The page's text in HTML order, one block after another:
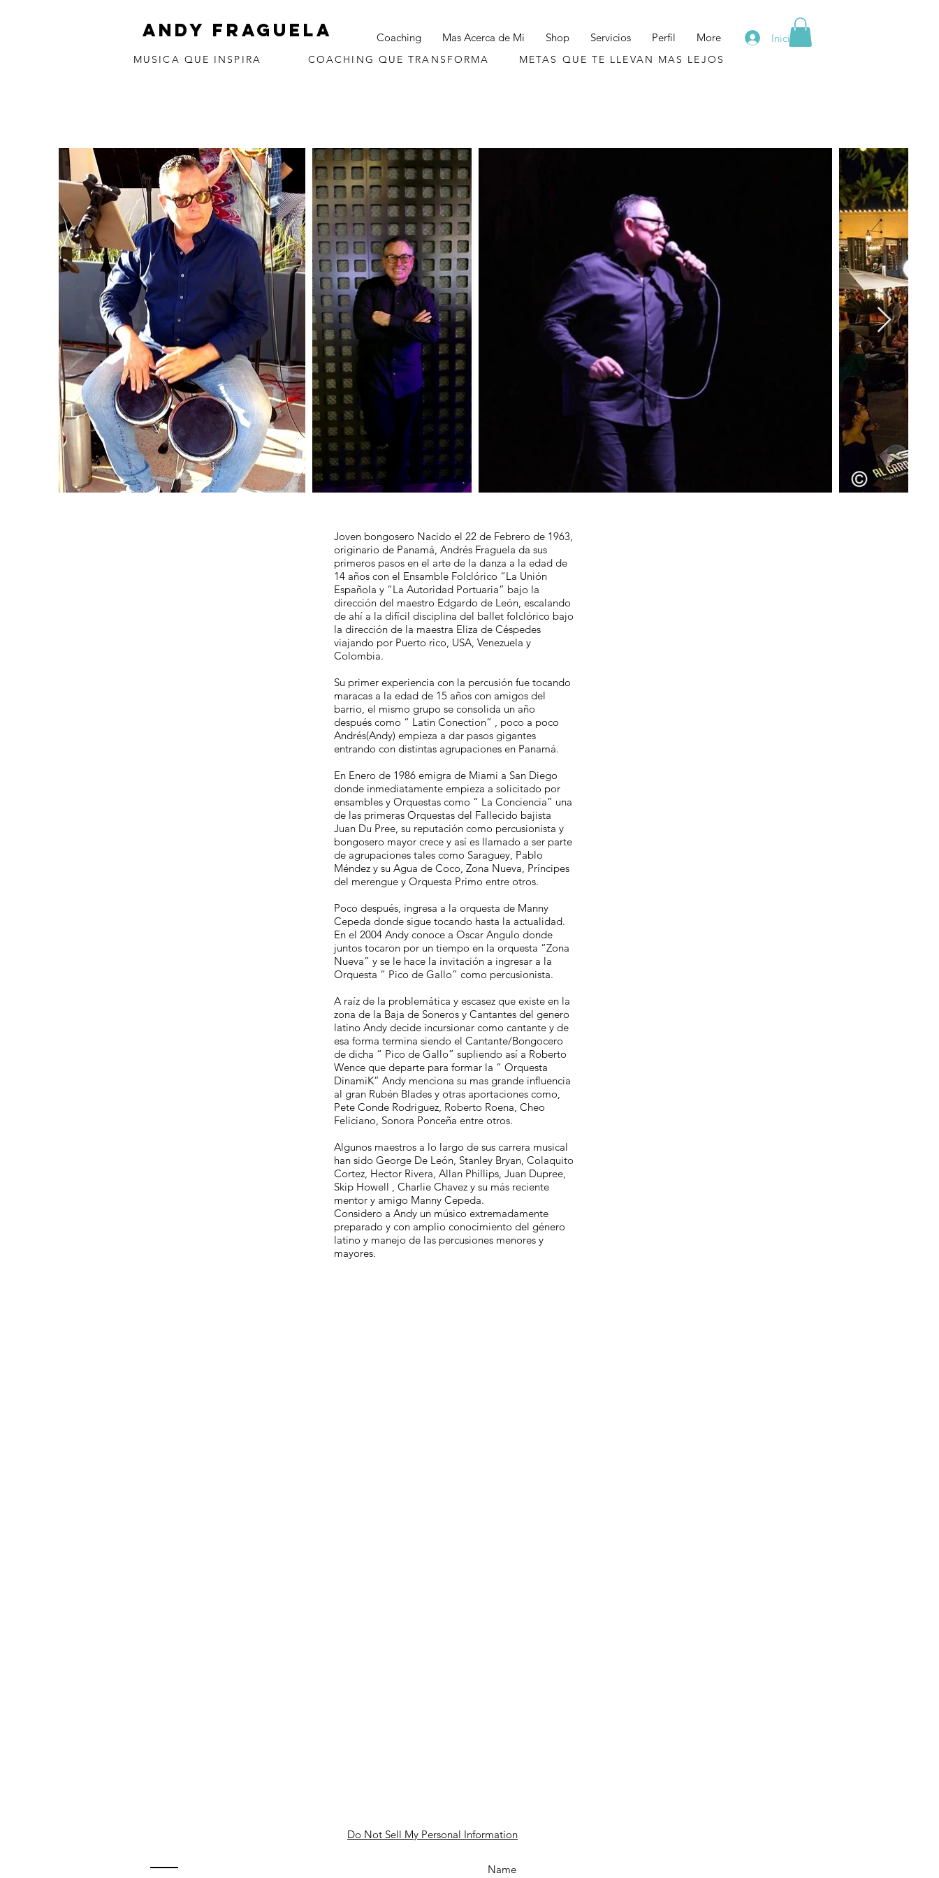
Andy Fraguela
MUSICA QUE INSPIRA COACHING QUE TRANSFORMA METAS QUE TE LLEVAN MAS LEJOS
Coaching Mas Acerca de Mi Shop Servicios Perfil More Iniciar sesión
Joven bongosero Nacido el 22 de Febrero de 1963,
originario de Panamá, Andrés Fraguela da sus
primeros pasos en el arte de la danza a la edad de
14 años con el Ensamble Folclórico “La Unión
Española y “La Autoridad Portuaria” bajo la
dirección del maestro Edgardo de León, escalando
de ahí a la difícil disciplina del ballet folclórico bajo
la dirección de la maestra Eliza de Céspedes
viajando por Puerto rico, USA, Venezuela y
Colombia.
Su primer experiencia con la percusión fue tocando
maracas a la edad de 15 años con amigos del
barrio, el mismo grupo se consolida un año
después como “ Latin Conection” , poco a poco
Andrés(Andy) empieza a dar pasos gigantes
entrando con distintas agrupaciones en Panamá.
En Enero de 1986 emigra de Miami a San Diego
donde inmediatamente empieza a solicitado por
ensambles y Orquestas como “ La Conciencia” una
de las primeras Orquestas del Fallecido bajista
Juan Du Pree, su reputación como percusionista y
bongosero mayor crece y así es llamado a ser parte
de agrupaciones tales como Saraguey, Pablo
Méndez y su Agua de Coco, Zona Nueva, Príncipes
del merengue y Orquesta Primo entre otros.
Poco después, ingresa a la orquesta de Manny
Cepeda donde sigue tocando hasta la actualidad.
En el 2004 Andy conoce a Oscar Angulo donde
juntos tocaron por un tiempo en la orquesta “Zona
Nueva” y se le hace la invitación a ingresar a la
Orquesta “ Pico de Gallo” como percusionista.
A raíz de la problemática y escasez que existe en la
zona de la Baja de Soneros y Cantantes del genero
latino Andy decide incursionar como cantante y de
esa forma termina siendo el Cantante/Bongocero
de dicha “ Pico de Gallo” supliendo así a Roberto
Wence que departe para formar la “ Orquesta
DinamiK” Andy menciona su mas grande influencia
al gran Rubén Blades y otras aportaciones como,
Pete Conde Rodriguez, Roberto Roena, Cheo
Feliciano, Sonora Ponceña entre otros.
Algunos maestros a lo largo de sus carrera musical
han sido George De León, Stanley Bryan, Colaquito
Cortez, Hector Rivera, Allan Phillips, Juan Dupree,
Skip Howell , Charlie Chavez y su más reciente
mentor y amigo Manny Cepeda.
Considero a Andy un músico extremadamente
preparado y con amplio conocimiento del género
latino y manejo de las percusiones menores y
mayores.
Do Not Sell My Personal Information
Name